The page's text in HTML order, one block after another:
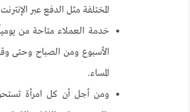
المختلفة مثل الدفع عبر
خدمة العملاء متاحة من
الأسبوع ومن الصباح وحتى
المساء.
ومن أجل أن كل امرأة